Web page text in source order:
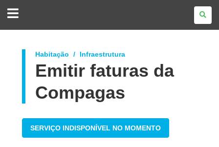
DO
Habitação Infraestrutura
Emitir faturas da
Compagas
SERVIÇO INDISPONÍVEL NO MOMENTO